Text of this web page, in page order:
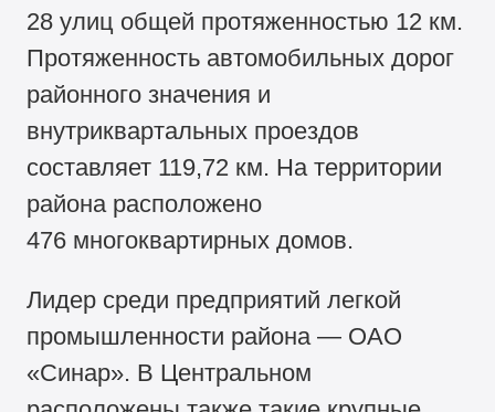
28 улиц общей протяженностью 12 км.
Протяженность автомобильных дорог
районного значения и
внутриквартальных проездов
составляет 119,72 км. На территории
района расположено
476 многоквартирных домов.
Лидер среди предприятий легкой
промышленности района — ОАО
«Синар». В Центральном